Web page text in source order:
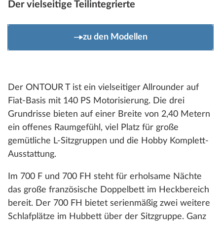
Der vielseitige Teilintegrierte
zu den Modellen
Der ONTOUR T ist ein vielseitiger Allrounder auf
Fiat-Basis mit 140 PS Motorisierung. Die drei
Grundrisse bieten auf einer Breite von 2,40 Metern
ein offenes Raumgefühl, viel Platz für große
gemütliche L-Sitzgruppen und die Hobby Komplett-
Ausstattung.
Im 700 F und 700 FH steht für erholsame Nächte
das große französische Doppelbett im Heckbereich
bereit. Der 700 FH bietet serienmäßig zwei weitere
Schlafplätze im Hubbett über der Sitzgruppe. Ganz